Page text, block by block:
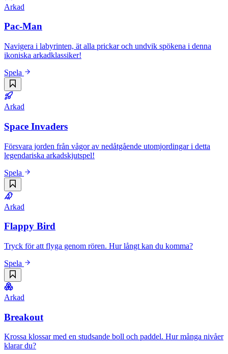
Arkad
Pac-Man
Navigera i labyrinten, ät alla prickar och undvik spökena i denna
ikoniska arkadklassiker!
Spela
Arkad
Space Invaders
Försvara jorden från vågor av nedåtgående utomjordingar i detta
legendariska arkadskjutspel!
Spela
Arkad
Flappy Bird
Tryck för att flyga genom rören. Hur långt kan du komma?
Spela
Arkad
Breakout
Krossa klossar med en studsande boll och paddel. Hur många nivåer
klarar du?